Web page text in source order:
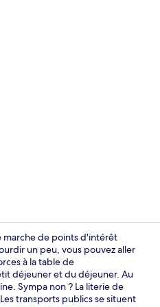
Boutique de
marche de points d'intérêt
un peu, vous pouvez aller
à la table de
déjeuner et du déjeuner. Au
Sympa non ? La literie de
transports publics se situent